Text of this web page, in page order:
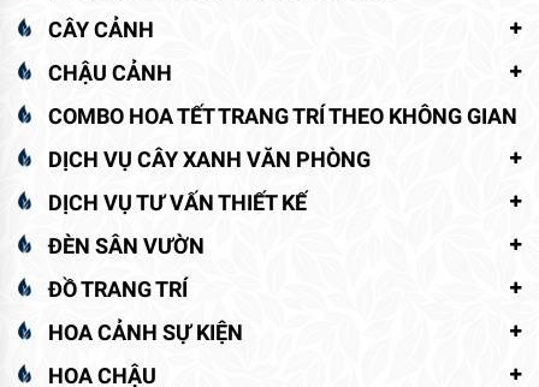
CÂY CẢNH
CHẬU CẢNH
COMBO HOA TẾT TRANG TRÍ THEO KHÔNG GIAN
DỊCH VỤ CÂY XANH VĂN PHÒNG
DỊCH VỤ TƯ VẤN THIẾT KẾ
ĐÈN SÂN VƯỜN
ĐỒ TRANG TRÍ
HOA CẢNH SỰ KIỆN
HOA CHẬU